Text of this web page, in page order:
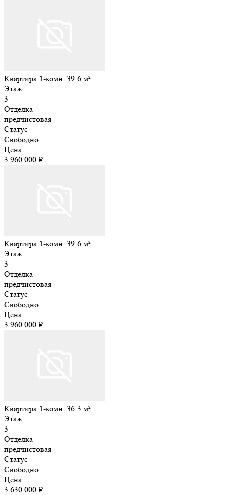
Квартира 1-комн. 39.6 м²
Этаж
3
Отделка
предчистовая
Статус
Свободно
Цена
3 960 000 ₽
Квартира 1-комн. 39.6 м²
Этаж
3
Отделка
предчистовая
Статус
Свободно
Цена
3 960 000 ₽
Квартира 1-комн. 36.3 м²
Этаж
3
Отделка
предчистовая
Статус
Свободно
Цена
3 630 000 ₽